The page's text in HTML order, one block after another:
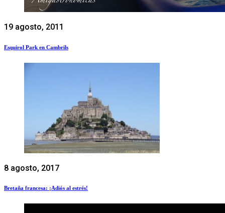
19 agosto, 2011
Esquirol Park en Cambrils
8 agosto, 2017
Bretaña francesa: ¡Adiós al estrés!